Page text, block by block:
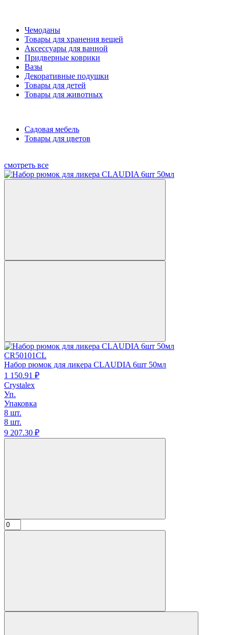
Чемоданы
Товары для хранения вещей
Аксессуары для ванной
Придверные коврики
Вазы
Декоративные подушки
Товары для детей
Товары для животных
Садовая мебель
Товары для цветов
смотреть все
CR50101CL
Набор рюмок для ликера CLAUDIA 6шт 50мл
1 150.91 ₽
Crystalex
Уп.
Упаковка
8 шт.
8 шт.
9 207.30 ₽